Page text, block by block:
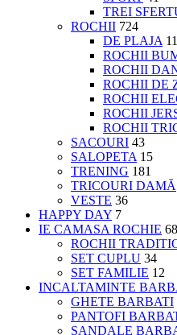
TREI
ROCHII 724
DE PLAJA
ROCHII
ROCHII
ROCHII DE
ROCHII
ROCHII
ROCHII
SACOURI 43
SALOPETA 15
TRENING 181
TRICOURI DAMĂ
VESTE 36
HAPPY DAY 7
IE CAMASA ROCHIE
ROCHII
SET CUPLU 34
SET FAMILIE 12
INCALTAMINTE
GHETE BARBATI
PANTOFI
SANDALE